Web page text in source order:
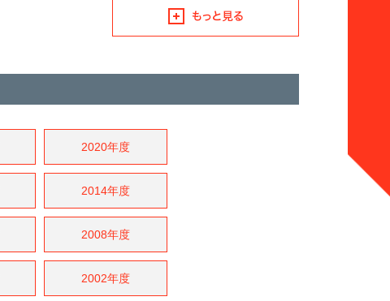
2020年度
2014年度
2008年度
2002年度